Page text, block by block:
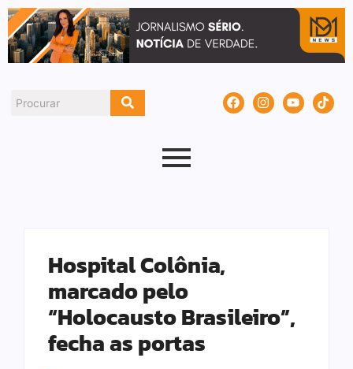
Hospital Colônia,
marcado pelo
“Holocausto Brasileiro”,
fecha as portas